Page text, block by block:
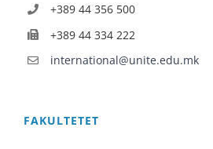
+389 44 356 500
+389 44 334 222
international@unite.edu.mk
FAKULTETET